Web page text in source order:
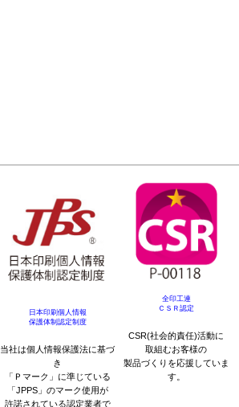
日本印刷個人情報
保護体制認定制度
当社は個人情報保護法に基づ
き
「Ｐマーク」に準じている
「JPPS」のマーク使用が
許諾されている認定業者で
全印工連
ＣＳＲ認定
CSR(社会的責任)活動に
取組むお客様の
製品づくりを応援していま
す。